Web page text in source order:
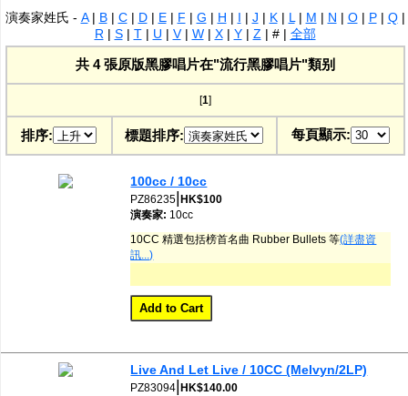
CD
清貨發燒零件
關於唱片
網購/發貨付運
演奏家姓氏 - A| B| C| D| E| F | G | H | I | J | K| L | M | N | O| P| Q|
R | S| T| U | V| W| X| Y| Z | #| 全部
共 4 張原版黑膠唱片在"流行黑膠唱片"類别
[1]
排序: 標題排序: 每頁顯示:
100cc / 10cc
PZ86235 |HK$100
演奏家: 10cc
10CC 精選包括榜首名曲 Rubber Bullets 等(詳盡資
訊...)
Live And Let Live / 10CC (Melvyn/2LP)
PZ83094 |HK$140.00